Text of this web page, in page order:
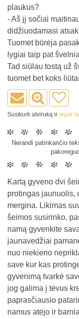
plaukus?
- Aš jį sočiai
didžiuodamasi
Tuomet būrėja
lygiai taip pat
Tad siūlau tostą už
tuomet bet koks
Susikurk atviruką ir siųsk
Nerandi patinkančio
Kartą gyveno dvi
protingas jaunuolis,
mergina. Likimas
šeimos susirinko,
namą gyvenkite
jaunavedžiai
nuo niekieno
save kur kas
gyvenimą tvarkė
jog galima į tėvus
paprasčiausio
namus atėjo ir